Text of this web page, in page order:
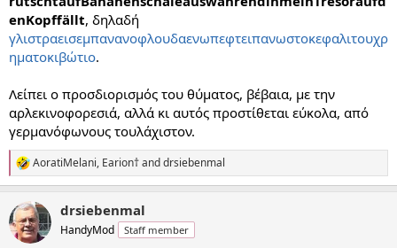
enKopffällt, δηλαδή
γλιστραεισεμπανανοφλουδαενωπεφτειπανωστοκεφαλιτουχρ
ηματοκιβώτιο.
Λείπει ο προσδιορισμός του θύματος, βέβαια, με την
αρλεκινοφορεσιά, αλλά κι αυτός προστίθεται εύκολα, από
γερμανόφωνους τουλάχιστον.
R
e
c
t
i
AoratiMelani, Earion†anddrsiebenmal
drsiebenmal
HandyMod Staff member